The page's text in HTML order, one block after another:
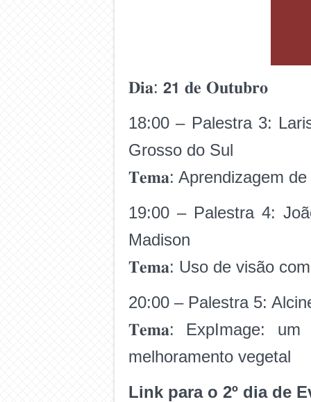
𝐃𝐢𝐚: 𝟮𝟭 𝐝𝐞 𝐎𝐮𝐭𝐮𝐛𝐫𝐨
18:00 – Palestra 3:
Grosso do Sul
𝐓𝐞𝐦𝐚: Aprendizagem
19:00 – Palestra 4:
Madison
𝐓𝐞𝐦𝐚: Uso de visão
20:00 – Palestra 5:
𝐓𝐞𝐦𝐚: ExpImage:
melhoramento vegetal
Link para o 2º dia de